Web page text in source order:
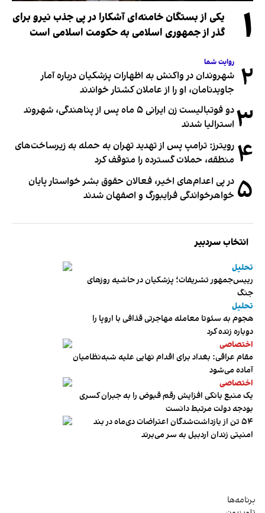
۱
یکی از بستگان خامنه‌ای آشکارا در پی جذب نیرو برای
گذر از جمهوری اسلامی به حکومت اسلامی است
۲ روایت شما
شهروندان در واکنش به اظهارات پزشکیان درباره آمار
جاویدنامان، او را از عاملان کشتار خواندند
۳
دو فوتبالیست زن ایرانی ۵ ماه پس از پناهندگی، شهروند
استرالیا شدند
۴ رویترز: ترامپ پس از تهدید تهران به حمله به زیرساخت‌های
منطقه، حملات گسترده را متوقف کرد
۵ در پی اعدام‌های اخیر، فعالان حقوق بشر خواستار پایان
خواهرخواندگی فرایبورگ و اصفهان شدند
انتخاب سردبیر
تحلیل
رییس‌جمهور تشریفات؛ پزشکیان در حاشیه روزهای
جنگ
تحلیل
هجوم به سئوتا معامله مهاجرتی قذافی با اروپا را
دوباره زنده کرد
اختصاصی
مقام عراقی: بغداد برای اقدام نهایی علیه شبه‌نظامیان
آماده می‌شود
اختصاصی
یک منبع بانکی افزایش رقم قبوض را به جبران کسری
بودجه دولت مرتبط دانست
۵۴ تن از بازداشت‌شدگان اعتراضات دی‌ماه در بند
امنیتی زندان اردبیل به سر می‌برند
برنامه‌ها